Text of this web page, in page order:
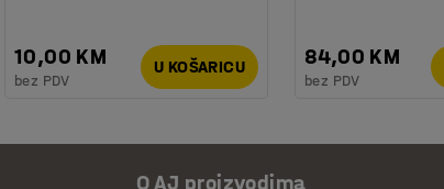
10,00 KM
bez PDV
U KOŠARICU 84,00 KM
bez PDV
O AJ proizvodima